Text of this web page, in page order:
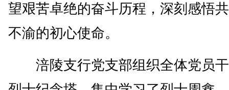
望艰苦卓绝的奋斗历程，深刻感悟
不渝的初心使命。
涪陵支行党支部组织全体党员干